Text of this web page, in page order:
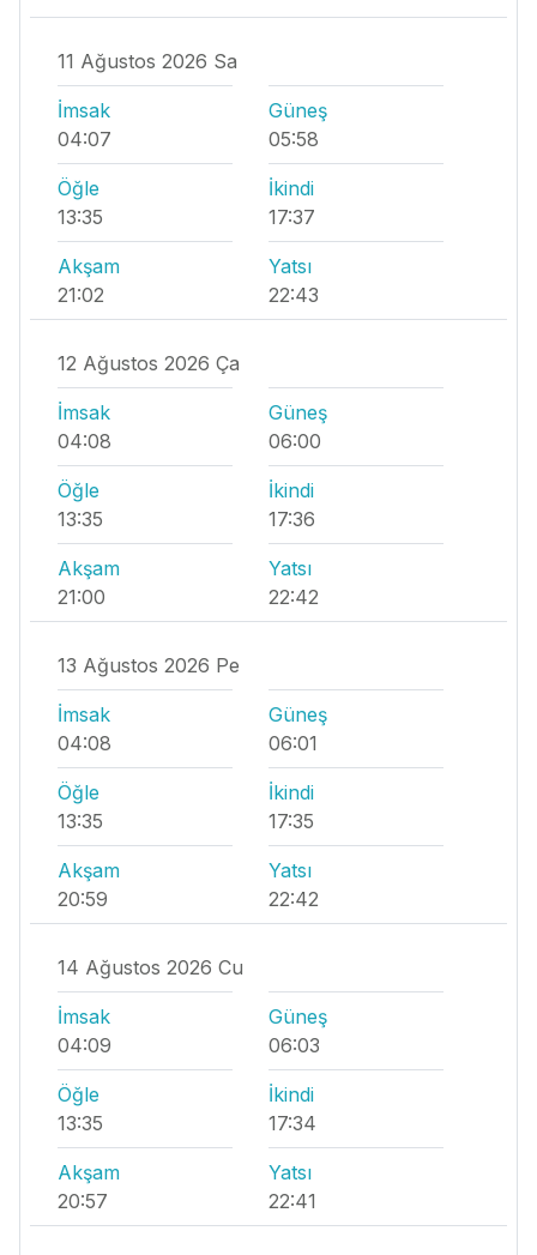
11 Ağustos 2026 Sa
İmsak
04:07
Güneş
05:58
Öğle
13:35
İkindi
17:37
Akşam
21:02
Yatsı
22:43
12 Ağustos 2026 Ça
İmsak
04:08
Güneş
06:00
Öğle
13:35
İkindi
17:36
Akşam
21:00
Yatsı
22:42
13 Ağustos 2026 Pe
İmsak
04:08
Güneş
06:01
Öğle
13:35
İkindi
17:35
Akşam
20:59
Yatsı
22:42
14 Ağustos 2026 Cu
İmsak
04:09
Güneş
06:03
Öğle
13:35
İkindi
17:34
Akşam
20:57
Yatsı
22:41